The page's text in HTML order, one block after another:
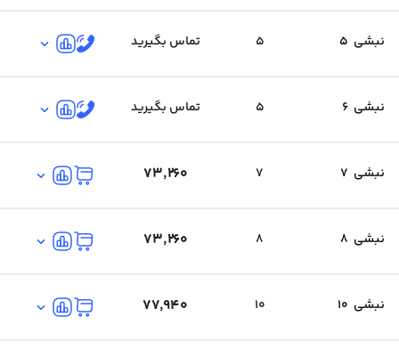
نبشی 5
5 تماس بگیرید
نبشی 6
5 تماس بگیرید
نبشی 7
7 ۷۳٬۲۶۰
نبشی 8
8 ۷۳٬۲۶۰
نبشی 10
10 ۷۷٬۹۴۰